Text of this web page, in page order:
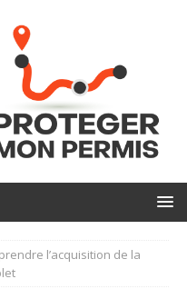
l’acquisition de la